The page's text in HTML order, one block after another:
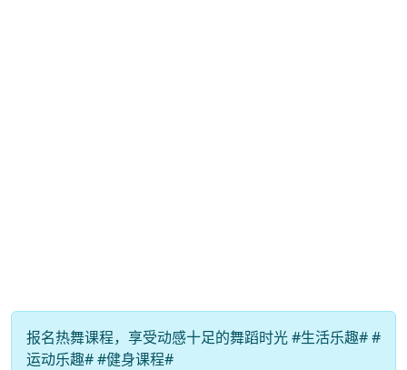
报名热舞课程，享受动感十足的舞蹈时光 #生活乐趣# #
运动乐趣# #健身课程#